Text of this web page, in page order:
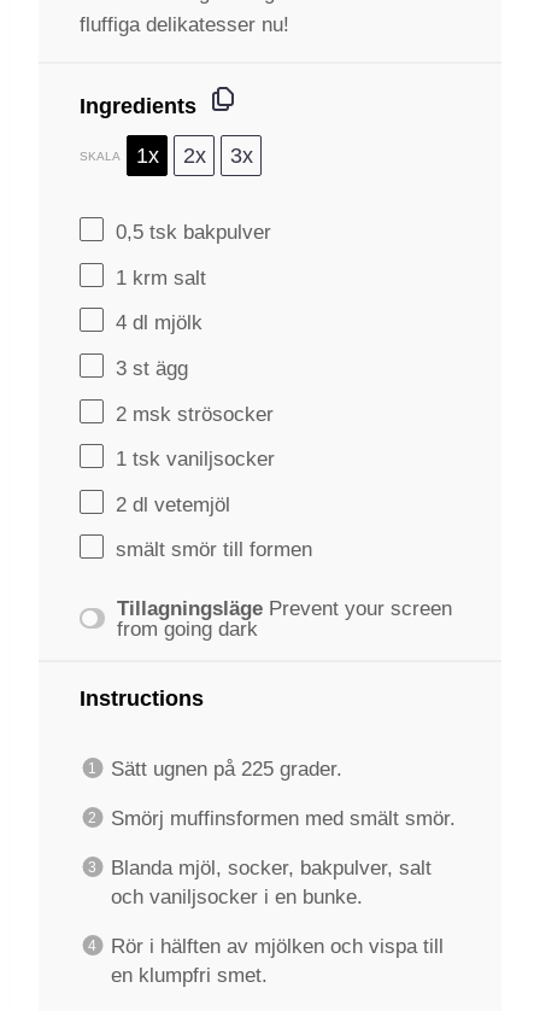
fluffiga delikatesser nu!
Ingredients
SKALA 1x 2x 3x
0,5 tsk bakpulver
1 krm salt
4 dl mjölk
3 st ägg
2 msk strösocker
1 tsk vaniljsocker
2 dl vetemjöl
smält smör till formen
Tillagningsläge Prevent your screen
from going dark
Instructions
Sätt ugnen på 225 grader.
Smörj muffinsformen med smält smör.
Blanda mjöl, socker, bakpulver, salt
och vaniljsocker i en bunke.
Rör i hälften av mjölken och vispa till
en klumpfri smet.